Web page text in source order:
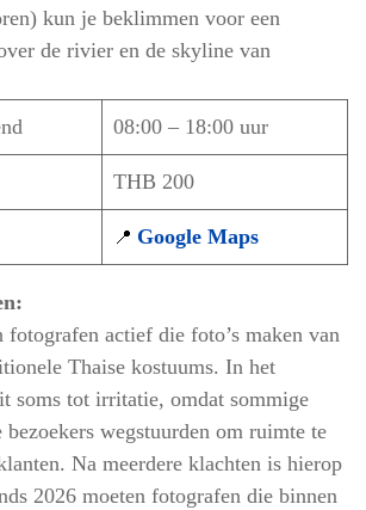
kun je beklimmen voor een
de rivier en de skyline van
08:00 – 18:00 uur
THB 200
📍 Google Maps
actief die foto’s maken van
Thaise kostuums. In het
soms tot irritatie, omdat sommige
bezoekers wegstuurden om ruimte te
Na meerdere klachten is hierop
2026 moeten fotografen die binnen